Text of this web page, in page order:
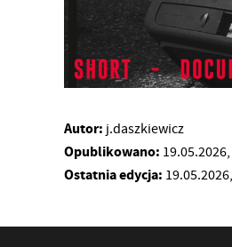
Autor: j.daszkiewicz
Opublikowano:
Ostatnia edycja: